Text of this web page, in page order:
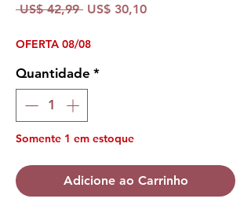
US$ 42,99 Preço
US$ 30,10Preço
OFERTA 08/08
Quantidade *
Somente 1 em estoque
Adicione ao Carrinho